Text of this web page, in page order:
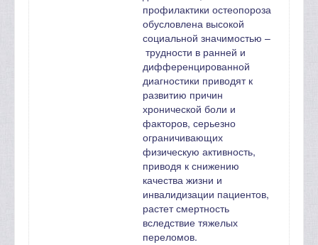
профилактики остеопороза
обусловлена высокой
социальной значимостью –
трудности в ранней и
дифференцированной
диагностики приводят к
развитию причин
хронической боли и
факторов, серьезно
ограничивающих
физическую активность,
приводя к снижению
качества жизни и
инвалидизации пациентов,
растет смертность
вследствие тяжелых
переломов.